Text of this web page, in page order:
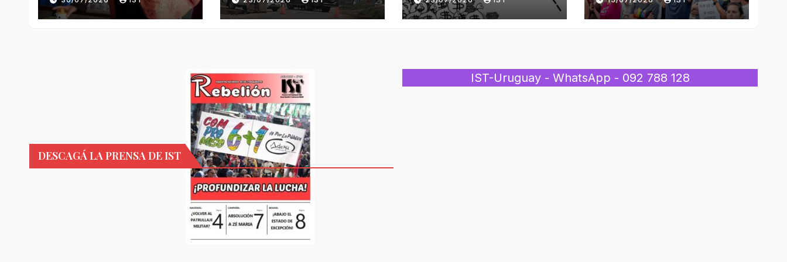
Inmigrantes
DESCAGÁ LA PRENSA DE IST
IST-Uruguay - WhatsApp - 092 788 128